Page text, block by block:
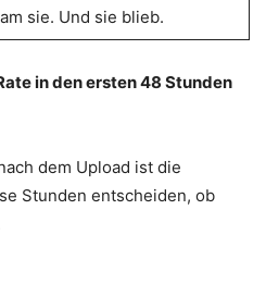
sie. Und sie blieb.
in den ersten 48 Stunden
dem Upload ist die
Stunden entscheiden, ob